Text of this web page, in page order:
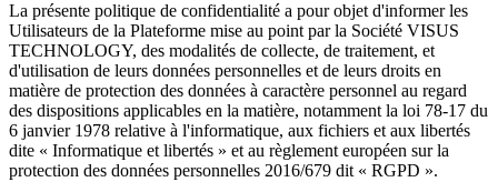
La présente politique de confidentialité a pour objet d'informer les
Utilisateurs de la Plateforme mise au point par la Société VISUS
TECHNOLOGY, des modalités de collecte, de traitement, et
d'utilisation de leurs données personnelles et de leurs droits en
matière de protection des données à caractère personnel au regard
des dispositions applicables en la matière, notamment la loi 78-17 du
6 janvier 1978 relative à l'informatique, aux fichiers et aux libertés
dite « Informatique et libertés » et au règlement européen sur la
protection des données personnelles 2016/679 dit « RGPD ».